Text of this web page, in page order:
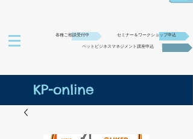
各種ご相談受付中 セミナー＆ワークショップ申込
ペットビジネスマネジメント講座申込
KP-online